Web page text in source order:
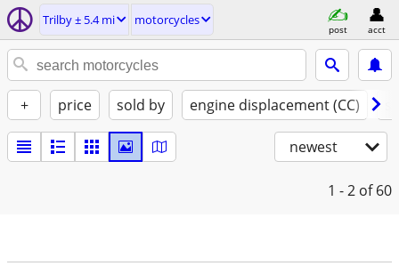
Trilby ± 5.4 mi motorcycles
post acct
+ price sold by engine displacement (CC)
newest
1 - 2 of 60